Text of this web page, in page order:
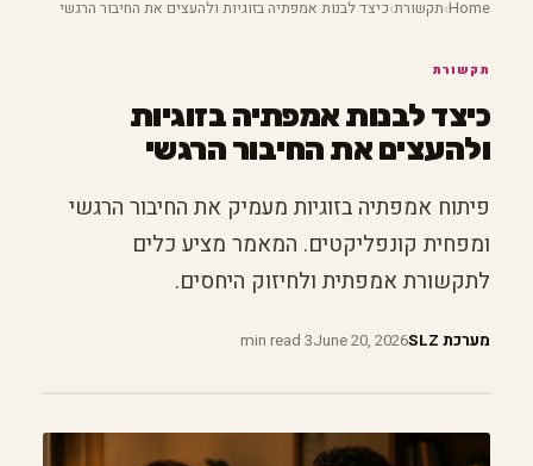
Home
›תקשורת›כיצד לבנות אמפתיה בזוגיות ולהעצים את החיבור הרגשי
תקשורת
כיצד לבנות אמפתיה בזוגיות
ולהעצים את החיבור הרגשי
פיתוח אמפתיה בזוגיות מעמיק את החיבור הרגשי
ומפחית קונפליקטים. המאמר מציע כלים
לתקשורת אמפתית ולחיזוק היחסים.
מערכת SLZ June 20, 2026
3 min read